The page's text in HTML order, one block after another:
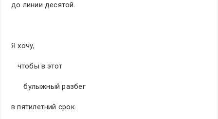
до линии десятой.
Я хочу,
чтобы в этот
булыжный разбег
в пятилетний срок